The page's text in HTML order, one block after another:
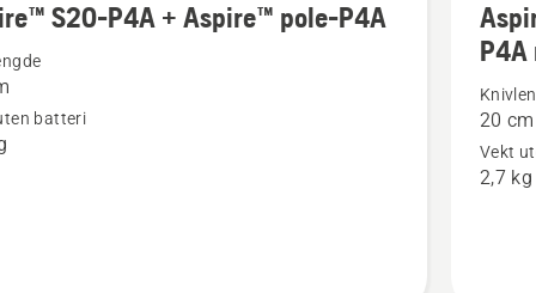
S20-P4A + Aspire™ pole-P4A
batteri
flere
detaljer
om
Aspire™
S20-
P4A
20 cm
Vekt
2,7 kg